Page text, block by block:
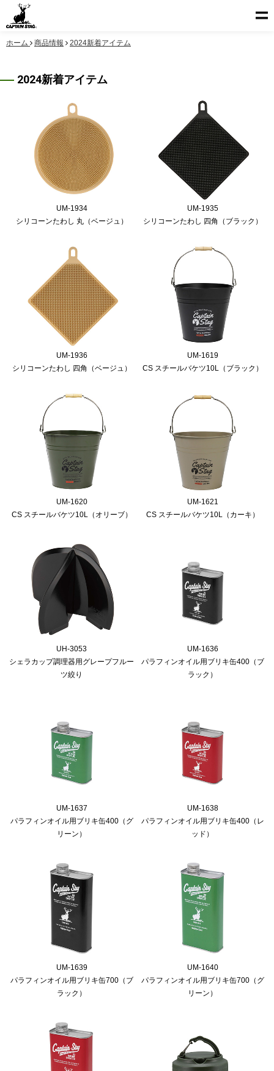
ホーム 商品情報 2024新着アイテム
2024新着アイテム
UM-1934
シリコーンたわし 丸（ベージュ）
UM-1935
シリコーンたわし 四角（ブラック）
UM-1936
シリコーンたわし 四角（ベージュ）
UM-1619
CS スチールバケツ10L（ブラック）
UM-1620
CS スチールバケツ10L（オリーブ）
UM-1621
CS スチールバケツ10L（カーキ）
UH-3053
シェラカップ調理器用グレープフルー
ツ絞り
UM-1636
パラフィンオイル用ブリキ缶400（ブ
ラック）
UM-1637
パラフィンオイル用ブリキ缶400（グ
リーン）
UM-1638
パラフィンオイル用ブリキ缶400（レ
ッド）
UM-1639
パラフィンオイル用ブリキ缶700（ブ
ラック）
UM-1640
パラフィンオイル用ブリキ缶700（グ
リーン）